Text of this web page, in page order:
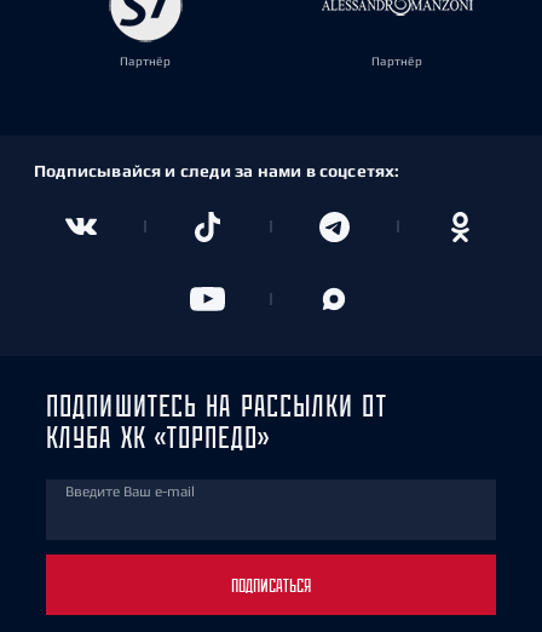
Партнёр Партнёр
Подписывайся и следи за нами в соцсетях:
ПОДПИШИТЕСЬ НА РАССЫЛКИ ОТ
КЛУБА ХК «ТОРПЕДО»
Введите Ваш e-mail
ПОДПИСАТЬСЯ